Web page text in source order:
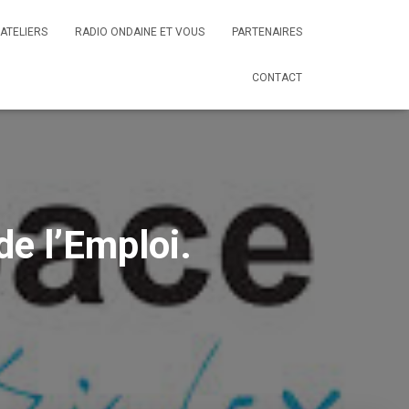
ATELIERS RADIO ONDAINE ET VOUS PARTENAIRES
CONTACT
l’Emploi.